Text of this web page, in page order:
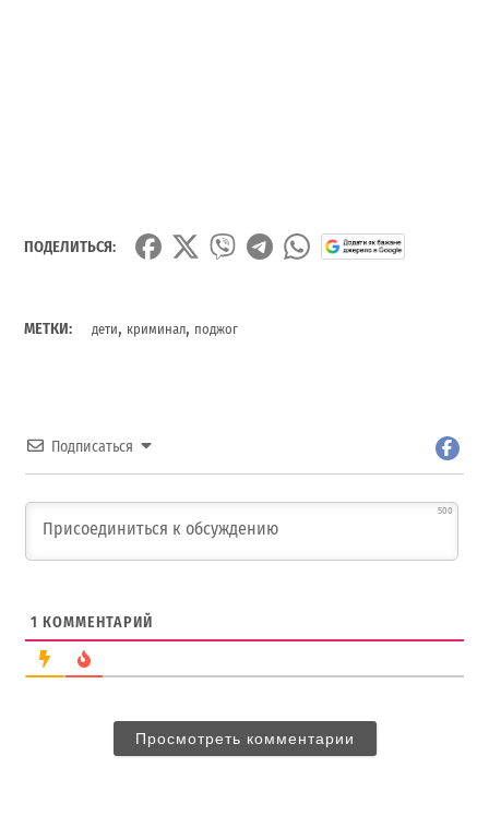
ПОДЕЛИТЬСЯ:
МЕТКИ: дети, криминал, поджог
Подписаться
500
1 КОММЕНТАРИЙ
Просмотреть комментарии